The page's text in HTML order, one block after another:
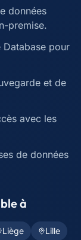
données
premise.
pour
et de
avec les
de données
à
Liège Lille